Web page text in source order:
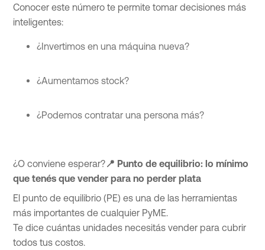
Conocer este número te permite tomar decisiones más
inteligentes:
¿Invertimos en una máquina nueva?
¿Aumentamos stock?
¿Podemos contratar una persona más?
¿O conviene esperar?📍 Punto de equilibrio: lo mínimo
que tenés que vender para no perder plata
El punto de equilibrio (PE) es una de las herramientas
más importantes de cualquier PyME.
Te dice cuántas unidades necesitás vender para cubrir
todos tus costos.